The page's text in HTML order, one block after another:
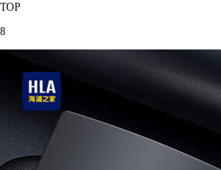
TOP
8